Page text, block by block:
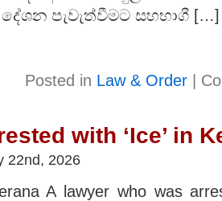
දේශන පැවැත්වීමට සහභාගී […]
Posted in Law & Order|
with ‘Ice’ in
22nd, 2026
A lawyer who was